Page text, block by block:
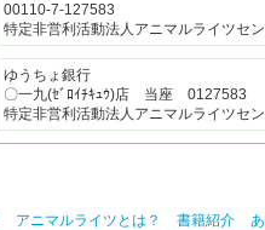
00110-7-127583
特定非営利活動法人アニマルライツセ
ゆうちょ銀行
〇一九(ｾﾞﾛｲﾁｷｭｳ)店 当座 0127583
特定非営利活動法人アニマルライツセ
アニマルライツとは？ 書籍紹介